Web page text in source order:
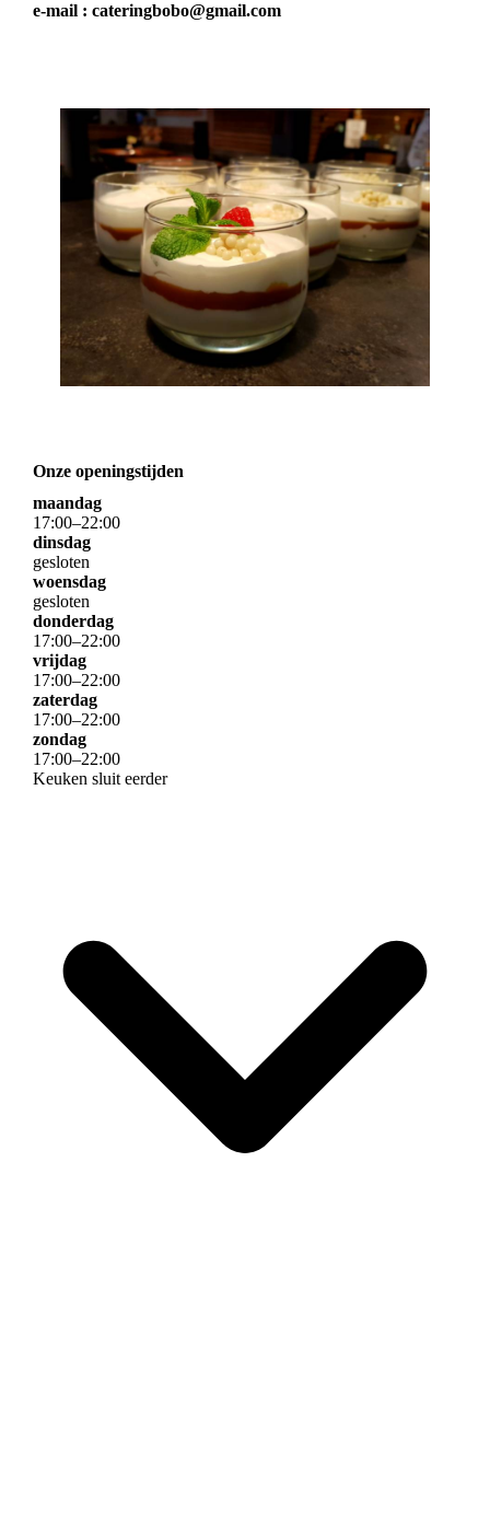
e-mail : cateringbobo@gmail.com
Onze openingstijden
maandag
17:00–22:00
dinsdag
gesloten
woensdag
gesloten
donderdag
17:00–22:00
vrijdag
17:00–22:00
zaterdag
17:00–22:00
zondag
17:00–22:00
Keuken sluit eerder